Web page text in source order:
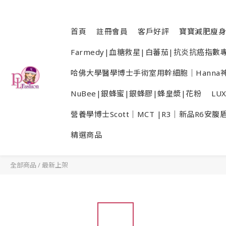
首頁 註冊會員 客戶好評 寶寶減肥廋
Farmedy|血糖救星|白蕃茄|抗炎抗癌指數
哈佛大學醫學博士手術室用幹細胞｜Hanna
NuBee|銀蜂蜜|銀蜂膠|蜂皇漿|花粉
營養學博士Scott｜MCT |R3｜新品R6安腹
精選商品
全部商品 /最新上架